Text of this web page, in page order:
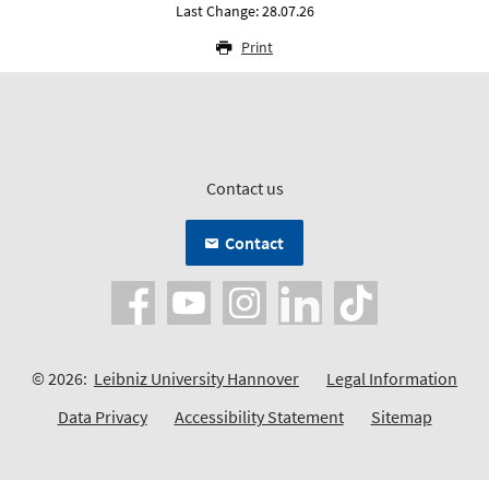
Last Change: 28.07.26
Print
Contact us
Contact
© 2026: Leibniz University Hannover
Legal Information
Data Privacy
Accessibility Statement Sitemap